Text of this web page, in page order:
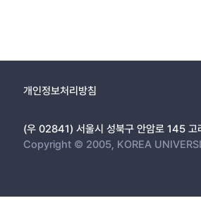
개인정보처리방침
(우 02841) 서울시 성북구 안암로 145 고
Copyright © 2005, KOREA